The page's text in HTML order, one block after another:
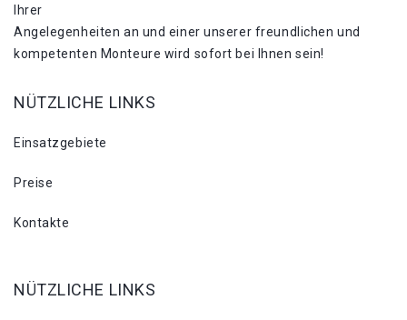
Ihrer
Angelegenheiten an und einer unserer freundlichen und
kompetenten Monteure wird sofort bei Ihnen sein!
NÜTZLICHE LINKS
Einsatzgebiete
Preise
Kontakte
NÜTZLICHE LINKS